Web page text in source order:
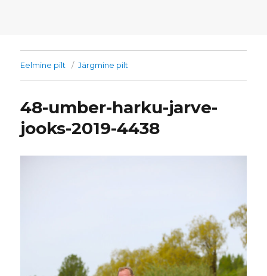
Eelmine pilt Järgmine pilt
48-umber-harku-jarve-
jooks-2019-4438